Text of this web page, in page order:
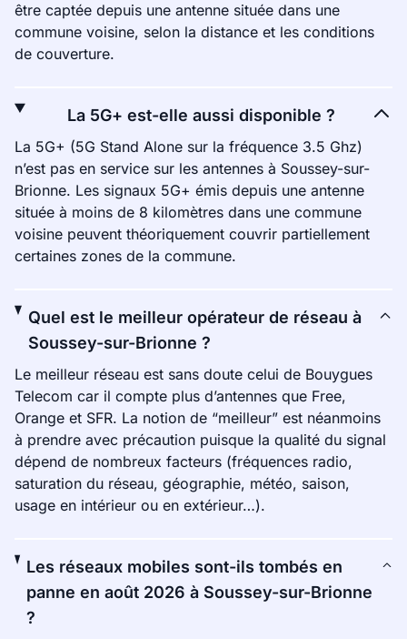
être captée depuis une antenne située dans une
commune voisine, selon la distance et les conditions
de couverture.
La 5G+ est-elle aussi disponible ?
La 5G+ (5G Stand Alone sur la fréquence 3.5 Ghz)
n’est pas en service sur les antennes à Soussey-sur-
Brionne. Les signaux 5G+ émis depuis une antenne
située à moins de 8 kilomètres dans une commune
voisine peuvent théoriquement couvrir partiellement
certaines zones de la commune.
Quel est le meilleur opérateur de réseau à
Soussey-sur-Brionne ?
Le meilleur réseau est sans doute celui de Bouygues
Telecom car il compte plus d’antennes que Free,
Orange et SFR. La notion de “meilleur” est néanmoins
à prendre avec précaution puisque la qualité du signal
dépend de nombreux facteurs (fréquences radio,
saturation du réseau, géographie, météo, saison,
usage en intérieur ou en extérieur…).
Les réseaux mobiles sont-ils tombés en
panne en août 2026 à Soussey-sur-Brionne
?